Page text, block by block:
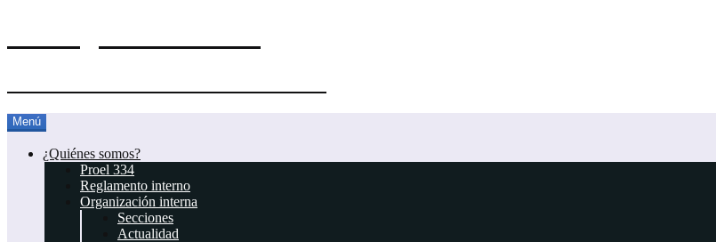
Menú
al
contenido
¿Quiénes somos?
Proel 334
Reglamento interno
Organización interna
Secciones
Actualidad